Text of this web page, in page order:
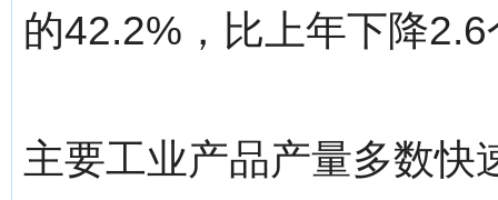
的42.2%，比上年下降
主要工业产品产量多数快